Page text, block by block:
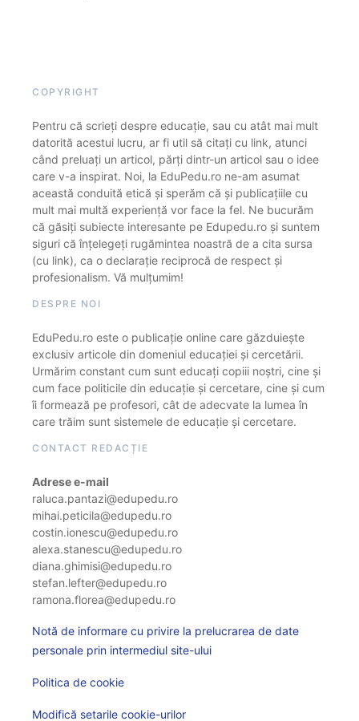
COPYRIGHT
Pentru că scrieți despre educație, sau cu atât mai mult
datorită acestui lucru, ar fi util să citați cu link, atunci
când preluați un articol, părți dintr-un articol sau o idee
care v-a inspirat. Noi, la EduPedu.ro ne-am asumat
această conduită etică și sperăm că și publicațiile cu
mult mai multă experiență vor face la fel. Ne bucurăm
că găsiți subiecte interesante pe Edupedu.ro și suntem
siguri că înțelegeți rugămintea noastră de a cita sursa
(cu link), ca o declarație reciprocă de respect și
profesionalism. Vă mulțumim!
DESPRE NOI
EduPedu.ro este o publicație online care găzduiește
exclusiv articole din domeniul educației și cercetării.
Urmărim constant cum sunt educați copiii noștri, cine și
cum face politicile din educație și cercetare, cine și cum
îi formează pe profesori, cât de adecvate la lumea în
care trăim sunt sistemele de educație și cercetare.
CONTACT REDACȚIE
Adrese e-mail
raluca.pantazi@edupedu.ro
mihai.peticila@edupedu.ro
costin.ionescu@edupedu.ro
alexa.stanescu@edupedu.ro
diana.ghimisi@edupedu.ro
stefan.lefter@edupedu.ro
ramona.florea@edupedu.ro
Notă de informare cu privire la prelucrarea de date
personale prin intermediul site-ului
Politica de cookie
Modifică setarile cookie-urilor